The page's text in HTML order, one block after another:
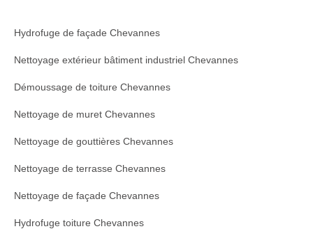
Hydrofuge de façade Chevannes
Nettoyage extérieur bâtiment industriel Chevannes
Démoussage de toiture Chevannes
Nettoyage de muret Chevannes
Nettoyage de gouttières Chevannes
Nettoyage de terrasse Chevannes
Nettoyage de façade Chevannes
Hydrofuge toiture Chevannes